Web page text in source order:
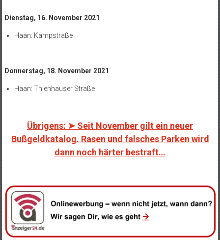
Dienstag, 16. November 2021
Haan: Kampstraße
Donnerstag, 18. November 2021
Haan: Thienhauser Straße
Übrigens: ➤ Seit November gilt ein neuer
Bußgeldkatalog. Rasen und falsches Parken wird
dann noch härter bestraft…